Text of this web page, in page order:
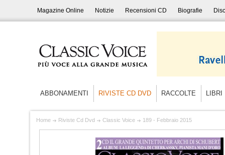
Magazine Online Notizie Recensioni CD Biografie
ABBONAMENTI RIVISTE CD DVD RACCOLTE LIBRI
Home Riviste Cd Dvd Classic Voice 189 - Febbraio 2015